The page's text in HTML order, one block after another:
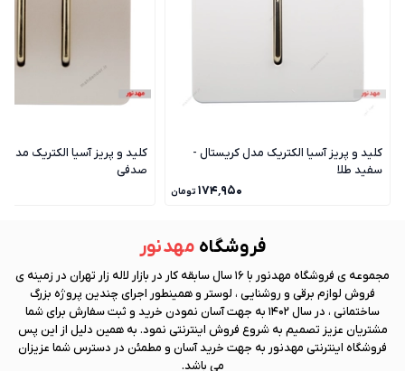
کلید و پریز آسیا الکتریک مدل کریستال -
سفید طلا
۱۷۴٬۹۵۰ تومان
کلید و پریز آسیا الکتریک مدل
صدفی
فروشگاه مهد نور
مجموعه ی فروشگاه مهد نور
با 16 سال سابقه کار در بازار لاله زار تهران در زمینه ی
فروش لوازم برقی و روشنایی ، لوستر و همینطور اجرای چندین پروژه بزرگ
ساختمانی ، در سال 1402 به جهت آسان نمودن خرید و ثبت سفارش برای شما
مشتریان عزیز تصمیم به شروع فروش اینترنتی نمود. به همین دلیل از این پس
فروشگاه اینترنتی مهد نور به جهت خرید آسان و مطمئن در دسترس شما عزیزان
می باشد.